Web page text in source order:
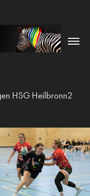
HSG Heilbronn2